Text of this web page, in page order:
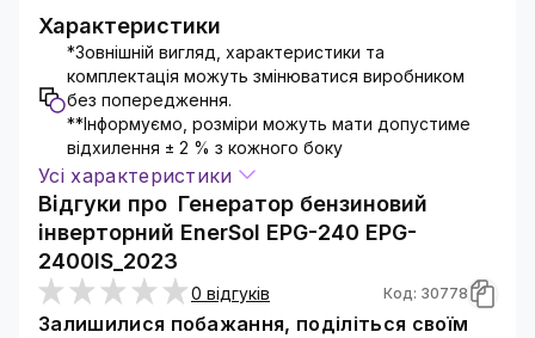
Коефіцієнт потужності 1; Максимальна
потужність 2.4 кВт; Номінальна потужність 2.2
Характеристики
*Зовнішній вигляд, характеристики та
комплектація можуть змінюватися виробником
без попередження.
**Інформуємо, розміри можуть мати допустиме
відхилення ± 2 % з кожного боку
Усі характеристики
Відгуки про Генератор бензиновий
інверторний EnerSol EPG-240 EPG-
2400IS_2023
0 відгуків Код: 30778
Залишилися побажання, поділіться своїм